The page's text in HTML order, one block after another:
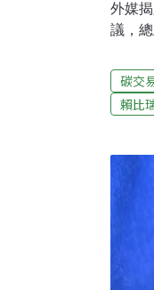
外媒
議，
住民
年10
簽署
下碳
碳公
的
同英
碳交
賴比